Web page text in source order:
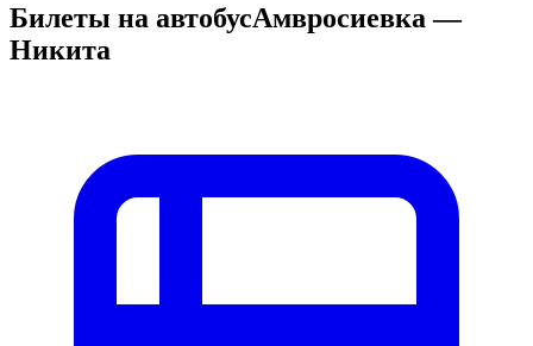
Билеты на автобусАмвросиевка —
Никита